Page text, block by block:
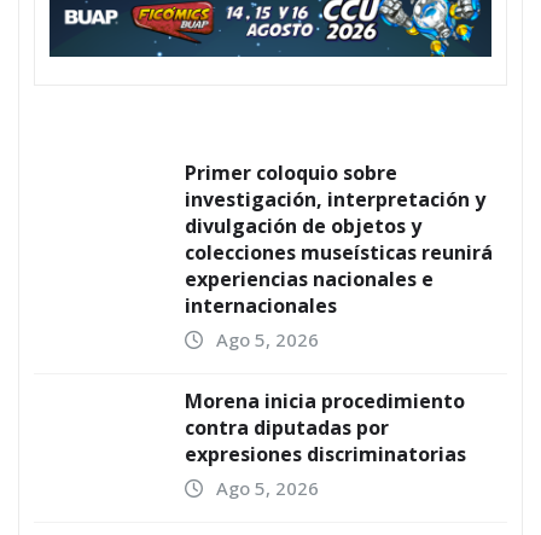
Primer coloquio sobre
investigación, interpretación y
divulgación de objetos y
colecciones museísticas reunirá
experiencias nacionales e
internacionales
Ago 5, 2026
Morena inicia procedimiento
contra diputadas por
expresiones discriminatorias
Ago 5, 2026